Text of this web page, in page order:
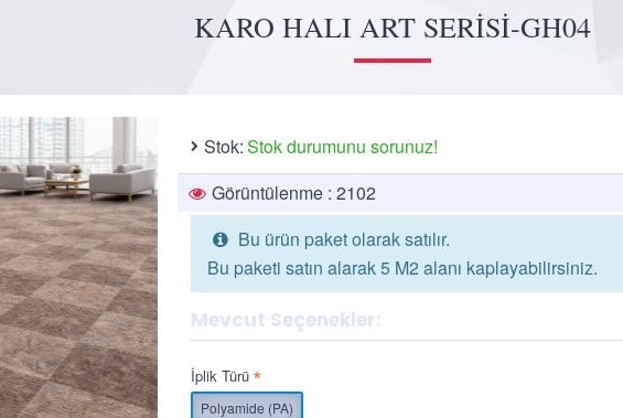
KARO HALI ART SERISI-GH04
Stok:Stok durumunu sorunuz!
Görüntülenme : 2102
Mevcut Seçenekler:
İplik Türü
Polyamide (PA)
Bu ürün paket olarak satılır.
Bu paketi satın alarak 5 M2 alanı kaplayabilirsiniz.